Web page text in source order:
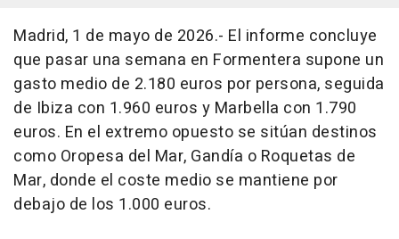
Madrid, 1 de mayo de 2026.- El informe concluye
que pasar una semana en Formentera supone un
gasto medio de 2.180 euros por persona, seguida
de Ibiza con 1.960 euros y Marbella con 1.790
euros. En el extremo opuesto se sitúan destinos
como Oropesa del Mar, Gandía o Roquetas de
Mar, donde el coste medio se mantiene por
debajo de los 1.000 euros.